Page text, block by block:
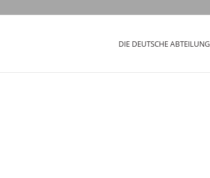
DIE DEUTSCHE ABTEILUNG